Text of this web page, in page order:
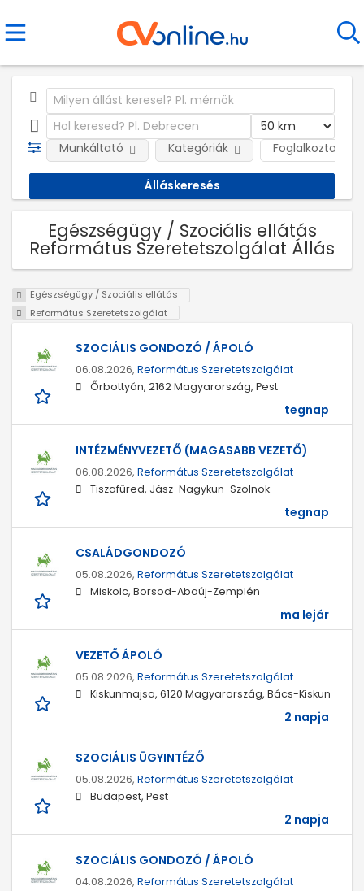
Foglalkoztatás
Munkáltató Kategóriák
Egészségügy / Szociális ellátás
Református Szeretetszolgálat Állás
Egészségügy / Szociális ellátás
Református Szeretetszolgálat
SZOCIÁLIS GONDOZÓ / ÁPOLÓ
06.08.2026, Református Szeretetszolgálat
Őrbottyán, 2162 Magyarország, Pest
tegnap
INTÉZMÉNYVEZETŐ (MAGASABB VEZETŐ)
06.08.2026, Református Szeretetszolgálat
Tiszafüred, Jász-Nagykun-Szolnok
tegnap
CSALÁDGONDOZÓ
05.08.2026, Református Szeretetszolgálat
Miskolc, Borsod-Abaúj-Zemplén
ma lejár
VEZETŐ ÁPOLÓ
05.08.2026, Református Szeretetszolgálat
Kiskunmajsa, 6120 Magyarország, Bács-Kiskun
2 napja
SZOCIÁLIS ÜGYINTÉZŐ
05.08.2026, Református Szeretetszolgálat
Budapest, Pest
2 napja
SZOCIÁLIS GONDOZÓ / ÁPOLÓ
04.08.2026, Református Szeretetszolgálat